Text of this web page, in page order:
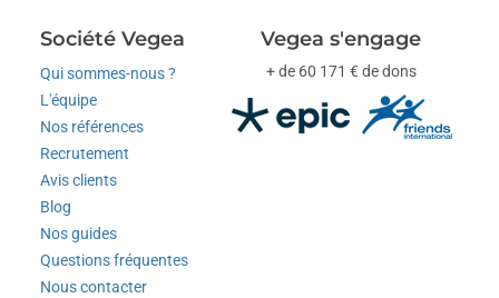
Société Vegea
Qui sommes-nous ?
L'équipe
Nos références
Recrutement
Avis clients
Blog
Nos guides
Questions fréquentes
Nous contacter
Vegea s'engage
+ de 60 171 € de dons